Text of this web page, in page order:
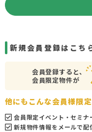
新規会員登録はこち
会員登録すると、
会員限定物件が
他にもこんな会員様限
会員限定イベント・セミナ
新規物件情報をメールで配